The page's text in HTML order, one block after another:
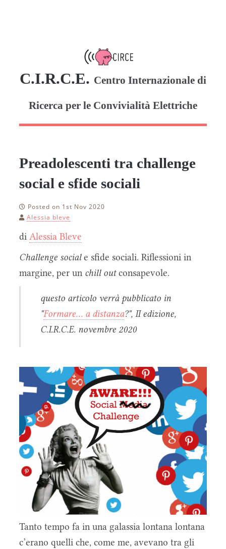
C.I.R.C.E. Centro Internazionale di
Ricerca per le Convivialità Elettriche
Preadolescenti tra challenge
social e sfide sociali
Posted on 1st Nov 2020
Alessia bleve
diAlessia Bleve
Challenge sociale sfide sociali. Riflessioni in
margine, per un chill outconsapevole.
questo articolo verrà pubblicato in
"Formare... a distanza?", II edizione,
C.I.R.C.E. novembre 2020
Tanto tempo fa in una galassia lontana lontana
c’erano quelli che, come me, avevano tra gli